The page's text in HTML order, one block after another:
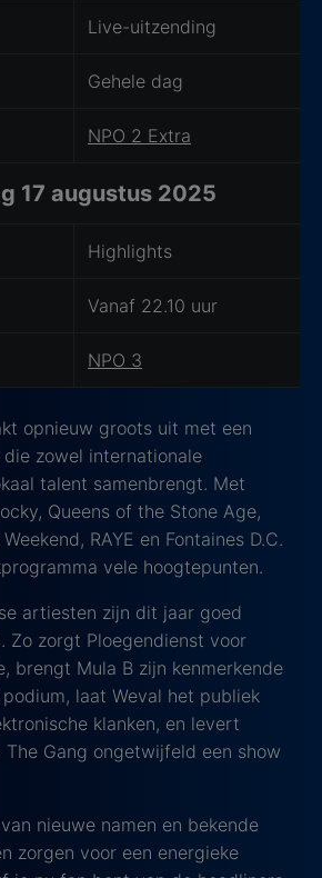
Live-uitzending
Gehele dag
NPO 2 Extra
17 augustus 2025
Highlights
Vanaf 22.10 uur
NPO 3
opnieuw groots uit met een
zowel internationale
talent samenbrengt. Met
Queens of the Stone Age,
RAYE en Fontaines D.C.
vele hoogtepunten.
artiesten zijn dit jaar goed
Zo zorgt Ploegendienst voor
brengt Mula B zijn kenmerkende
laat Weval het publiek
klanken, en levert
The Gang ongetwijfeld een show
nieuwe namen en bekende
zorgen voor een energieke